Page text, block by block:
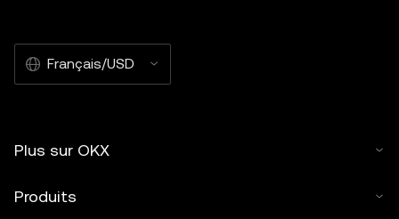
Français/USD
Plus sur OKX
Produits